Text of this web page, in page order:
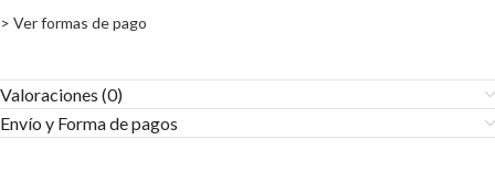
> Ver formas de pago
Valoraciones (0)
Envío y Forma de pagos​